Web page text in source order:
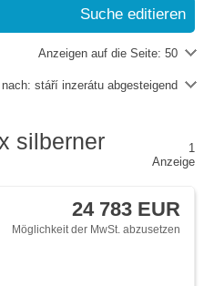
Suche editieren
Anzeigen auf die Seite: 50
stáří inzerátu abgesteigend
silberner
1
Anzeige
24 783 EUR
Möglichkeit der MwSt. abzusetzen